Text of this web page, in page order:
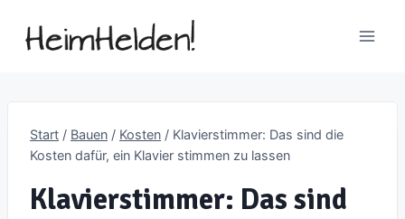
Inhalt
Start / Bauen / Kosten / Klavierstimmer: Das sind die
Kosten dafür, ein Klavier stimmen zu lassen
Klavierstimmer: Das sind